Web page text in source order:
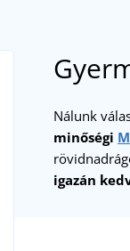
Nálunk
minőségi
igazán